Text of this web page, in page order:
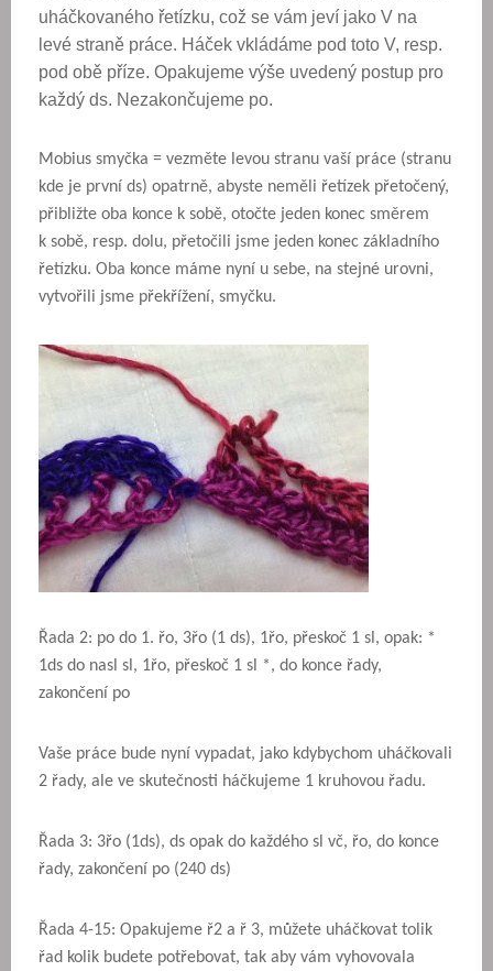
uháčkovaného řetízku, což se vám jeví jako V na
levé straně práce. Háček vkládáme pod toto V, resp.
pod obě příze. Opakujeme výše uvedený postup pro
každý ds. Nezakončujeme po.
Mobius smyčka = vezměte levou stranu vaší práce (stranu
kde je první ds) opatrně, abyste neměli řetízek přetočený,
přibližte oba konce k sobě, otočte jeden konec směrem
k sobě, resp. dolu, přetočili jsme jeden konec základního
řetízku. Oba konce máme nyní u sebe, na stejné urovni,
vytvořili jsme překřížení, smyčku.
Řada 2: po do 1. řo, 3řo (1 ds), 1řo, přeskoč 1 sl, opak: *
1ds do nasl sl, 1řo, přeskoč 1 sl *, do konce řady,
zakončení po
Vaše práce bude nyní vypadat, jako kdybychom uháčkovali
2 řady, ale ve skutečnosti háčkujeme 1 kruhovou řadu.
Řada 3: 3řo (1ds), ds opak do každého sl vč, řo, do konce
řady, zakončení po (240 ds)
Řada 4-15: Opakujeme ř2 a ř 3, můžete uháčkovat tolik
řad kolik budete potřebovat, tak aby vám vyhovovala